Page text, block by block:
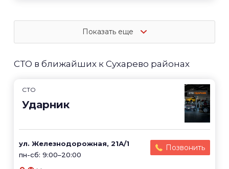
Показать еще
СТО в ближайших к Сухарево районах
СТО
Ударник
ул. Железнодорожная, 21А/1
пн-сб: 9:00–20:00
Позвонить